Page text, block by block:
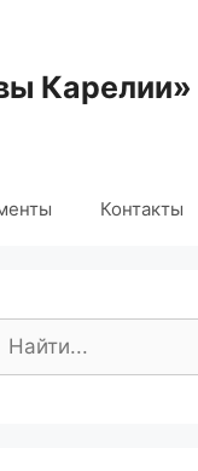
Карелии»
Контакты
Поиск: